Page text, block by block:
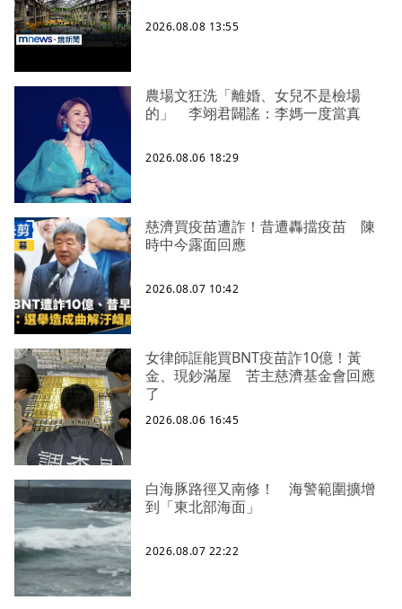
2026.08.08 13:55
農場文狂洗「離婚、女兒不是檢場
的」 李翊君闢謠：李媽一度當真
2026.08.06 18:29
慈濟買疫苗遭詐！昔遭轟擋疫苗 陳
時中今露面回應
2026.08.07 10:42
女律師誆能買BNT疫苗詐10億！黃
金、現鈔滿屋 苦主慈濟基金會回應
了
2026.08.06 16:45
白海豚路徑又南修！ 海警範圍擴增
到「東北部海面」
2026.08.07 22:22